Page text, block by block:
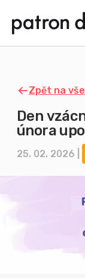
hlavnímu
obsahu
Zpět na
Den
února
25. 02. 2026 |